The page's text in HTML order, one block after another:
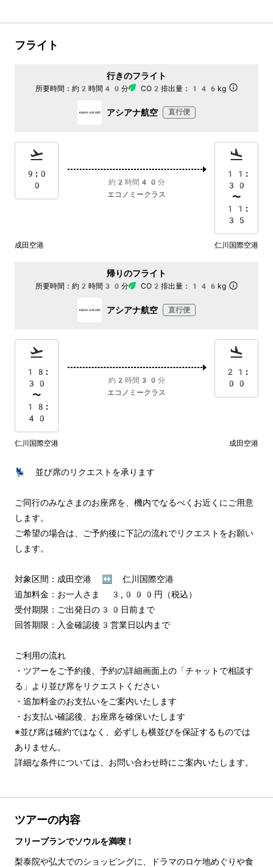
フライト
行きのフライト
所要時間： 約2時間40分 CO2排出量： 146kg
アシアナ航空 直行便
9:0
0
約2時間40分
エコノミークラス
11:
30
〜
11:
35
成田空港 仁川国際空港
帰りのフライト
所要時間： 約2時間30分 CO2排出量： 146kg
アシアナ航空 直行便
18:
30
〜
18:
40
約2時間30分
エコノミークラス
21:
00
仁川国際空港 成田空港
💺 並び席のリクエストを承ります
ご同行のみなさまのお座席を、機内でなるべくお近くにご用意
します。
ご希望の場合は、ご予約後に下記の流れでリクエストをお願い
します。
対象区間：成田空港 ↔︎ 仁川国際空港
追加料金：お一人さま 3,000円（税込）
受付期限：ご出発日の30日前まで
回答期限：入金確認後3営業日以内まで
ご利用の流れ
・ツアーをご予約後、予約の詳細画面上の「チャットで相談す
る」より並び席をリクエストください
・追加料金のお支払いをご案内いたします
・お支払い確認後、お座席を確保いたします
※並び席は確約ではなく、必ずしも横並びを保証するものでは
ありません。
詳細な条件については、お問い合わせ時にご案内いたします。
ツアーの内容
フリープランでソウルを満喫！
梨泰院や弘大でのショッピングに、ドラマのロケ地めぐりや食